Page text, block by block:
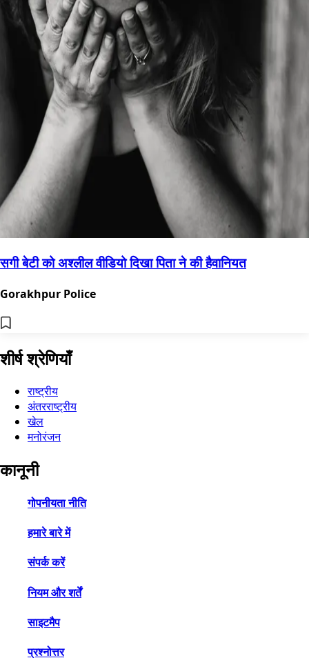
सगी बेटी को अश्लील वीडियो दिखा पिता ने की हैवानियत
Gorakhpur Police
शीर्ष श्रेणियाँ
राष्ट्रीय
अंतरराष्ट्रीय
खेल
मनोरंजन
कानूनी
गोपनीयता नीति
हमारे बारे में
संपर्क करें
नियम और शर्तें
साइटमैप
प्रश्नोत्तर